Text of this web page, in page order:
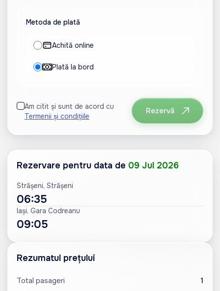
Metoda de plată
Achită online
Plată la bord
Am citit și sunt de acord cu
Termenii și condițiile
Rezervă
Rezervare pentru data de 09 Jul 2026
Strășeni, Strășeni
06:35
Iași, Gara Codreanu
09:05
Rezumatul prețului
Total pasageri
1